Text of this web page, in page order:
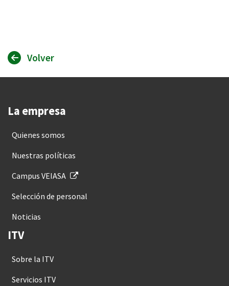
Volver
La empresa
Quienes somos
Nuestras políticas
Campus VEIASA
Selección de personal
Noticias
ITV
Sobre la ITV
Servicios ITV